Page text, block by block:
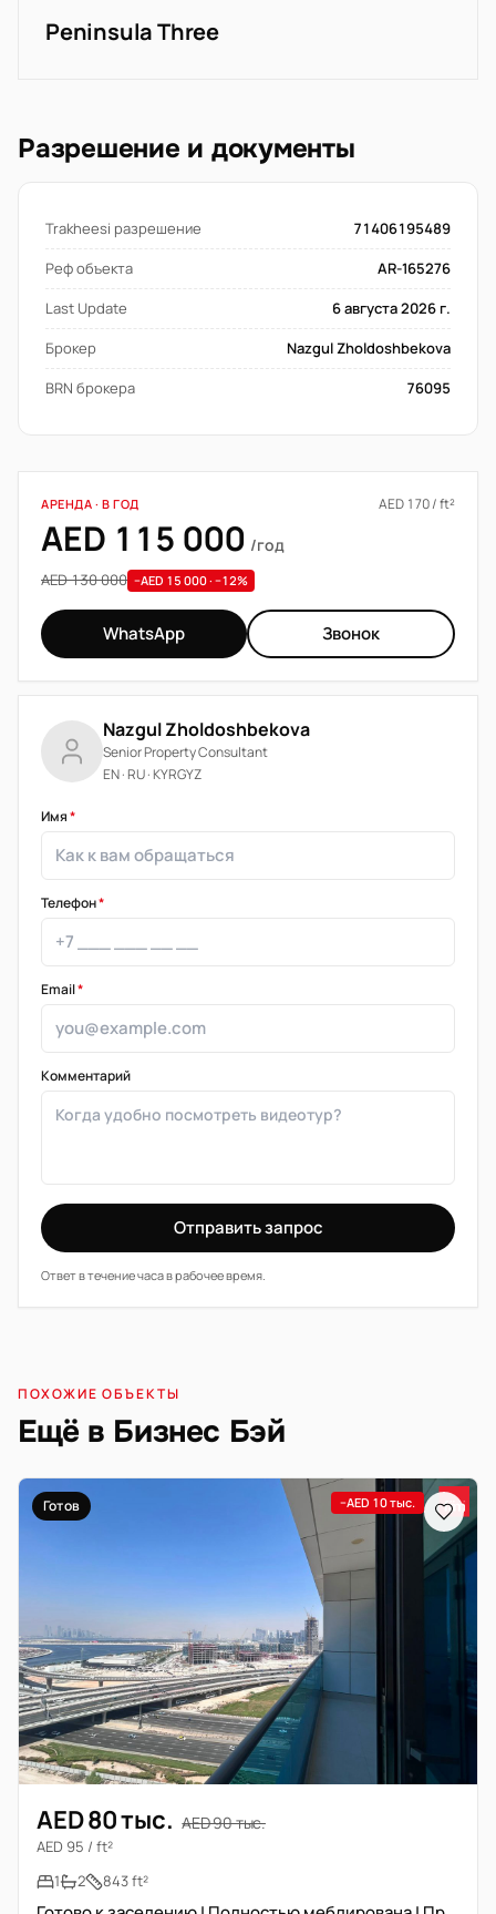
Peninsula Three
Разрешение и документы
Trakheesi разрешение
71406195489
Реф объекта
AR-165276
Last Update
6 августа 2026 г.
Брокер
Nazgul Zholdoshbekova
BRN брокера
76095
АРЕНДА · В ГОД AED 170 / ft²
AED 115 000 /год
AED 130 000 −AED 15 000 · −12%
WhatsApp Звонок
Nazgul Zholdoshbekova
Senior Property Consultant
EN · RU · KYRGYZ
Имя*
Телефон*
Email*
Комментарий
Отправить запрос
Ответ в течение часа в рабочее время.
ПОХОЖИЕ ОБЪЕКТЫ
Ещё в Бизнес Бэй
Готов −AED 10 тыс.
AED 80 тыс. AED 90 тыс.
AED 95 / ft²
1
2 843 ft²